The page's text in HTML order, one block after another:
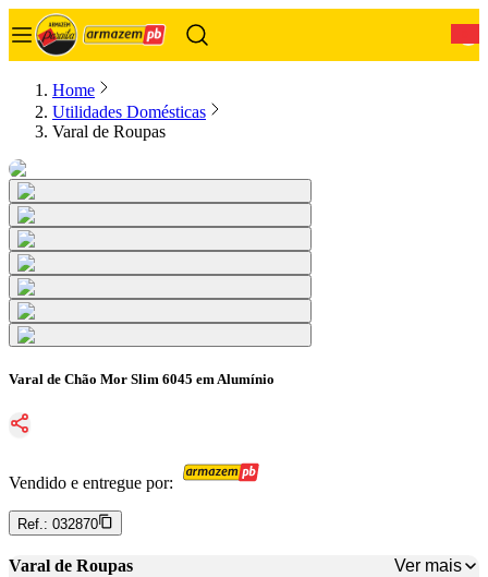
Home
Utilidades Domésticas
Varal de Roupas
Varal de Chão Mor Slim 6045 em Alumínio
Vendido e entregue por:
Ref.: 032870
Varal de Roupas
Ver mais